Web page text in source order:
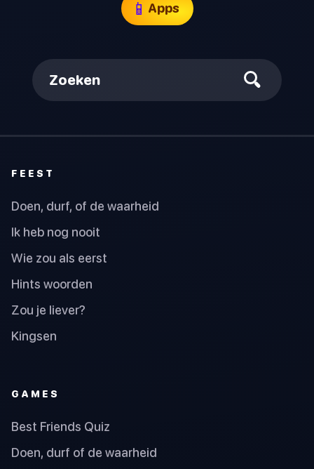
📱 Apps
Zoeken
FEEST
Doen, durf, of de waarheid
Ik heb nog nooit
Wie zou als eerst
Hints woorden
Zou je liever?
Kingsen
GAMES
Best Friends Quiz
Doen, durf of de waarheid